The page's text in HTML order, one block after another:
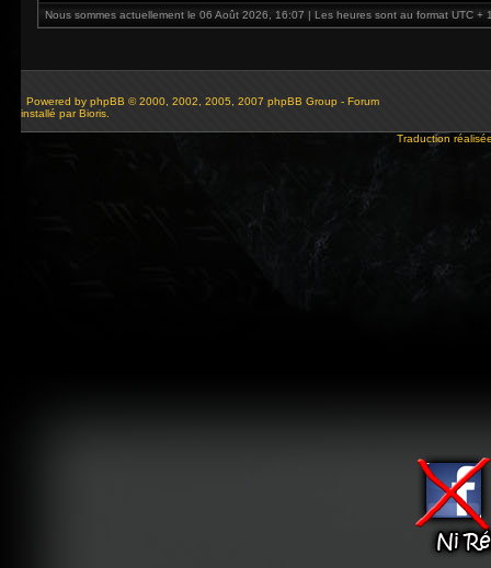
Nous sommes actuellement le 06 Août 2026, 16:07 | Les heures sont au format UTC +
Powered by phpBB © 2000, 2002, 2005, 2007 phpBB Group - Forum
installé par Bioris.
Traduction